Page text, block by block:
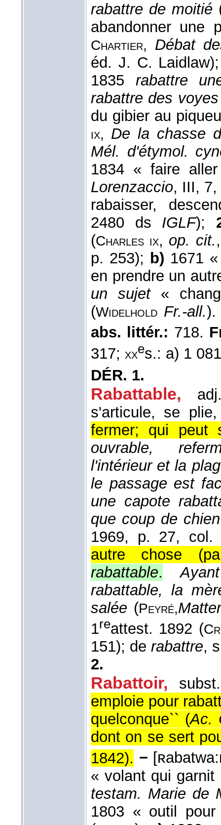
rabattre de moitié
abandonner une
Chartier, Débat
éd. J. C.
1835 rabattre
rabattre des voyes
du gibier au
ix, De la chasse
Mél. d'étymol.
1834 « faire
Lorenzaccio, III,
rabaisser,
2480 ds IGLF);
(Charles ix, op. cit.
p. 253); b) 1671
en prendre un
un sujet«
(Widelhold Fr.-all.).
abs. littér.: 718.
317; xxes.: a) 1
DÉR. 1.
Rabattable,
s'articule, se
fermer; qui peut
ouvrable,
l'intérieur et la
le passage est
une capote
que coup de chien
1969, p. 27, col.
autre chose
rabattable.
rabattable, la
salée (Peyré,
1reattest. 1892 (
151); de rabattre,
2.
Rabattoir,
emploie pour
quelconque`` (Ac.
dont on se sert
1842). −
« volant qui
testam. Marie de
1803 « outil